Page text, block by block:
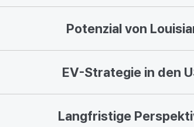
Potenzial von
EV-Strategie in den
Langfristige